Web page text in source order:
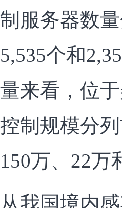
制服务器数
5,535个和
量来看，位
控制规模分
150万、22万
从我国境内